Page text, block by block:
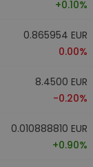
+0.10%
0.865954 EUR
0.00%
8.4500 EUR
-0.20%
0.010888810 EUR
+0.90%